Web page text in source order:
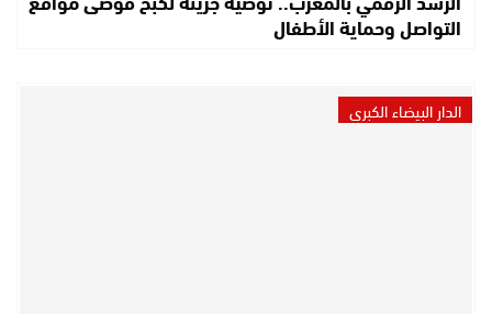
التواصل وحماية الأطفال
الدار البيضاء الكبرى